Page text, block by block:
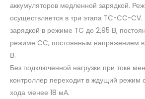
аккумуляторов медленной зарядкой.
осуществляется в три этапа TC-CC-
зарядкой в режиме TC до 2,95 В,
режиме CC, постоянным напряжением
В.
Без подключенной нагрузки при токе
контроллер переходит в ждущий режим
хода менее 18 мА.